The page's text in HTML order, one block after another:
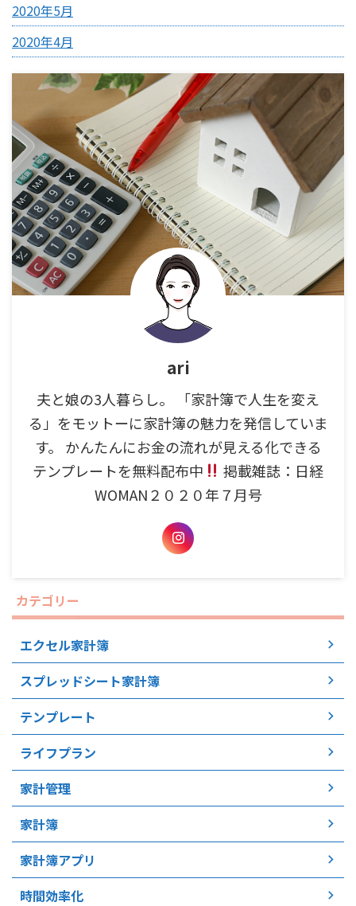
2020年5月
2020年4月
ari
夫と娘の3人暮らし。 「家計簿で人生を変え
る」をモットーに家計簿の魅力を発信していま
す。 かんたんにお金の流れが見える化できる
テンプレートを無料配布中
掲載雑誌：日経
WOMAN２０２０年７月号
カテゴリー
エクセル家計簿
スプレッドシート家計簿
テンプレート
ライフプラン
家計管理
家計簿
家計簿アプリ
時間効率化